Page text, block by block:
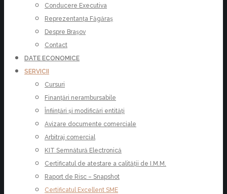
Conducere Executiva
Reprezentanța Făgăraș
Despre Brașov
Contact
DATE ECONOMICE
SERVICII
Cursuri
Finanțări nerambursabile
Înființări și modificări entități
Avizare documente comerciale
Arbitraj comercial
KIT Semnătură Electronică
Certificatul de atestare a calității de I.M.M.
Raport de Risc – Snapshot
Certificatul Excellent SME